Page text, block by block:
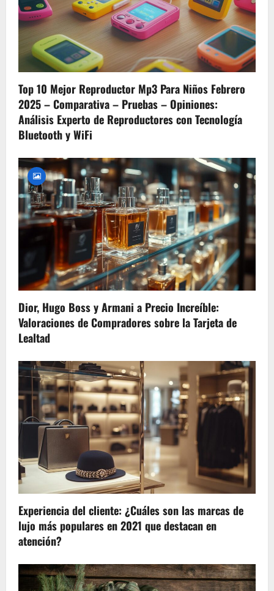
Top 10 Mejor Reproductor Mp3 Para Niños Febrero
2025 – Comparativa – Pruebas – Opiniones:
Análisis Experto de Reproductores con Tecnología
Bluetooth y WiFi
Dior, Hugo Boss y Armani a Precio Increíble:
Valoraciones de Compradores sobre la Tarjeta de
Lealtad
Experiencia del cliente: ¿Cuáles son las marcas de
lujo más populares en 2021 que destacan en
atención?